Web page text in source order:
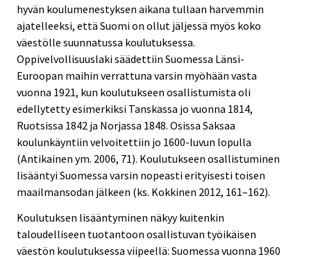
hyvän koulumenestyksen aikana tullaan harvemmin
ajatelleeksi, että Suomi on ollut jäljessä myös koko
väestölle suunnatussa koulutuksessa.
Oppivelvollisuuslaki säädettiin Suomessa Länsi-
Euroopan maihin verrattuna varsin myöhään vasta
vuonna 1921, kun koulutukseen osallistumista oli
edellytetty esimerkiksi Tanskassa jo vuonna 1814,
Ruotsissa 1842 ja Norjassa 1848. Osissa Saksaa
koulunkäyntiin velvoitettiin jo 1600-luvun lopulla
(Antikainen ym. 2006, 71). Koulutukseen osallistuminen
lisääntyi Suomessa varsin nopeasti erityisesti toisen
maailmansodan jälkeen (ks. Kokkinen 2012, 161–162).
Koulutuksen lisääntyminen näkyy kuitenkin
taloudelliseen tuotantoon osallistuvan työikäisen
väestön koulutuksessa viipeellä: Suomessa vuonna 1960